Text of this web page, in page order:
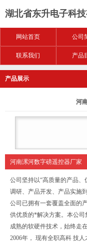
湖北省东升电子科技
网站首页 公司
联系我们 产品
产品展示
河
河南漯河数字磅遥控器厂家
公司坚持以“高质量的产品
调研、产品开发、产品实施
公司已拥有一套覆盖全面的
供优质的*解决方案。本公司
成熟的软硬件技术，始终走
2006年， 现有全职高科 技